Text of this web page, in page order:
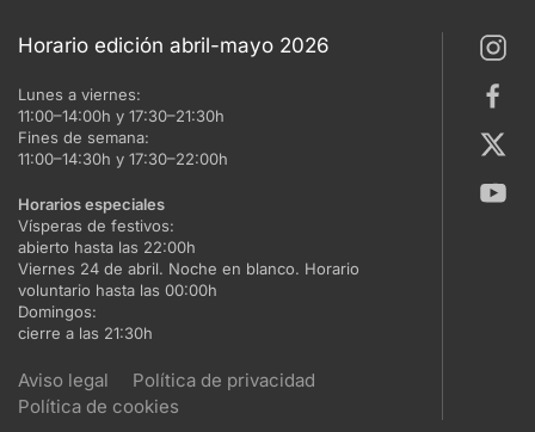
Horario edición abril-mayo 2026
Lunes a viernes:
11:00–14:00h y 17:30–21:30h
Fines de semana:
11:00–14:30h y 17:30–22:00h
Horarios especiales
Vísperas de festivos:
abierto hasta las 22:00h
Viernes 24 de abril. Noche en blanco. Horario
voluntario hasta las 00:00h
Domingos:
cierre a las 21:30h
Aviso legal
Política de privacidad
Política de cookies